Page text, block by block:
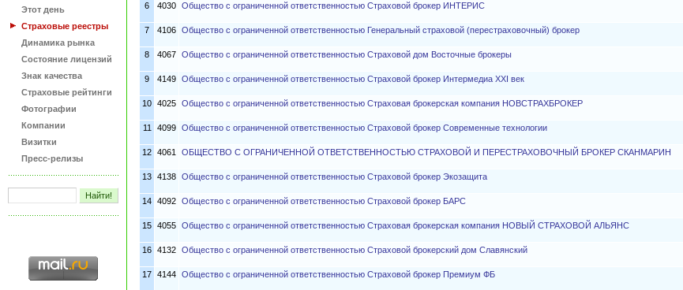
Этот день
Страховые реестры
Динамика рынка
Состояние лицензий
Знак качества
Страховые рейтинги
Фотографии
Компании
Визитки
Пресс-релизы
6 4030 Общество с ограниченной ответственностью Страховой брокер ИНТЕРИС
7 4106 Общество с ограниченной ответственностью Генеральный страховой (перестраховочный) брокер
8 4067 Общество с ограниченной ответственностью Страховой дом Восточные брокеры
9 4149 Общество с ограниченной ответственностью Страховой брокер Интермедиа XXI век
10 4025 Общество с ограниченной ответственностью Страховая брокерская компания НОВСТРАХБРОКЕР
11 4099 Общество с ограниченной ответственностью Страховой брокер Современные технологии
12 4061 ОБЩЕСТВО С ОГРАНИЧЕННОЙ ОТВЕТСТВЕННОСТЬЮ СТРАХОВОЙ И ПЕРЕСТРАХОВОЧНЫЙ БРОКЕР СКАНМАРИН
13 4138 Общество с ограниченной ответственностью Страховой брокер Экозащита
14 4092 Общество с ограниченной ответственностью Страховой брокер БАРС
15 4055 Общество с ограниченной ответственностью Страховая брокерская компания НОВЫЙ СТРАХОВОЙ АЛЬЯНС
16 4132 Общество с ограниченной ответственностью Страховой брокерский дом Славянский
17 4144 Общество с ограниченной ответственностью Страховой брокер Премиум ФБ